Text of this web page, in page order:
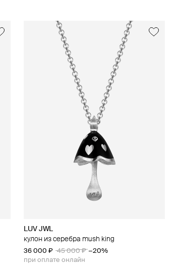
LUV JWL
кулон из серебра mush king
36 000 ₽ 45 000 ₽ −20%
при оплате онлайн